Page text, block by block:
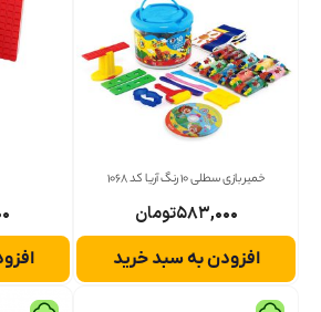
خمیر بازی سطلی 10 رنگ آریا کد 1068
۵۸۳,۰۰۰تومان
افزودن به سبد خرید